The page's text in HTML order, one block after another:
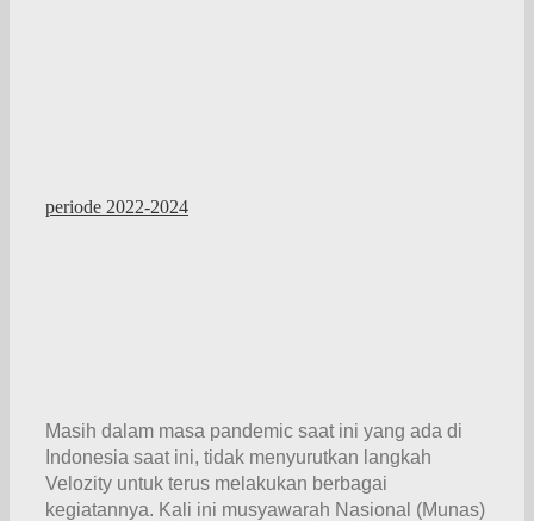
periode 2022-2024
Masih dalam masa pandemic saat ini yang ada di
Indonesia saat ini, tidak menyurutkan langkah
Velozity untuk terus melakukan berbagai
kegiatannya. Kali ini musyawarah Nasional (Munas)